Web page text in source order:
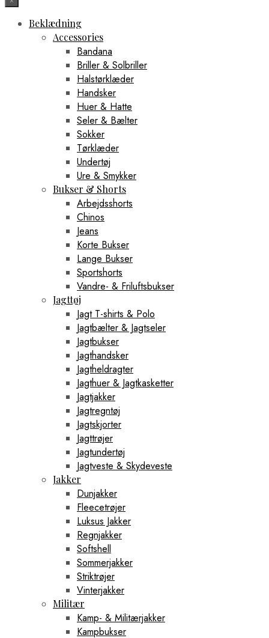
Beklædning
Accessories
Bandana
Briller & Solbriller
Halstørklæder
Handsker
Huer & Hatte
Seler & Bælter
Sokker
Tørklæder
Undertøj
Ure & Smykker
Bukser & Shorts
Arbejdsshorts
Chinos
Jeans
Korte Bukser
Lange Bukser
Sportshorts
Vandre- & Friluftsbukser
Jagttøj
Jagt T-shirts & Polo
Jagtbælter & Jagtseler
Jagtbukser
Jagthandsker
Jagtheldragter
Jagthuer & Jagtkasketter
Jagtjakker
Jagtregntøj
Jagtskjorter
Jagttrøjer
Jagtundertøj
Jagtveste & Skydeveste
Jakker
Dunjakker
Fleecetrøjer
Luksus Jakker
Regnjakker
Softshell
Sommerjakker
Striktrøjer
Vinterjakker
Militær
Kamp- & Militærjakker
Kampbukser